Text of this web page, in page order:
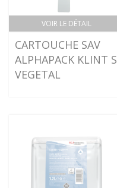
VOIR LE DÉTAIL
CARTOUCHE SAV
ALPHAPACK KLINT S
VEGETAL